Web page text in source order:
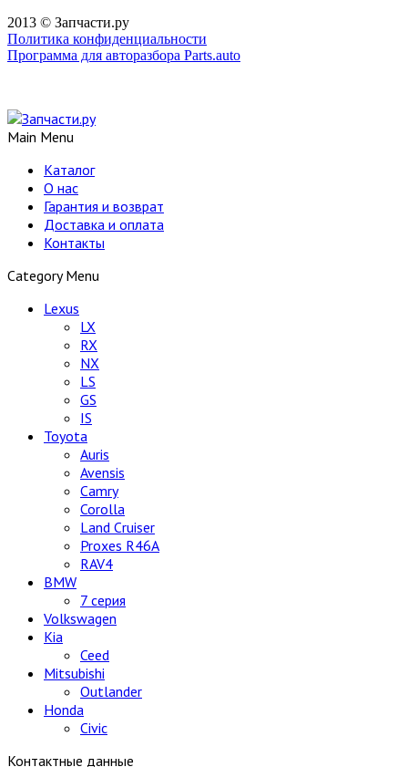
2013 © Запчасти.ру
Политика конфиденциальности
Программа для авторазбора Parts.auto
Main Menu
Каталог
О нас
Гарантия и возврат
Доставка и оплата
Контакты
Category Menu
Lexus
LX
RX
NX
LS
GS
IS
Toyota
Auris
Avensis
Camry
Corolla
Land Cruiser
Proxes R46A
RAV4
BMW
7 серия
Volkswagen
Kia
Ceed
Mitsubishi
Outlander
Honda
Civic
Контактные данные